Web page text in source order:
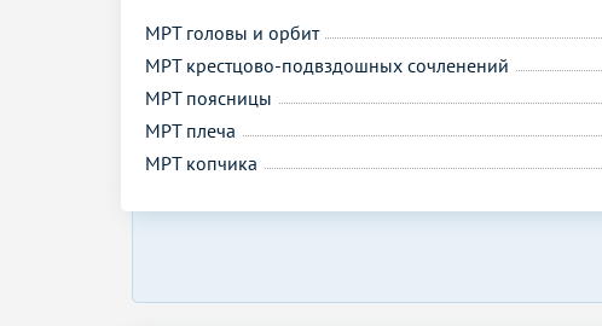
МРТ головы и орбит
МРТ крестцово-подвздошных сочленений
МРТ поясницы
МРТ плеча
МРТ копчика